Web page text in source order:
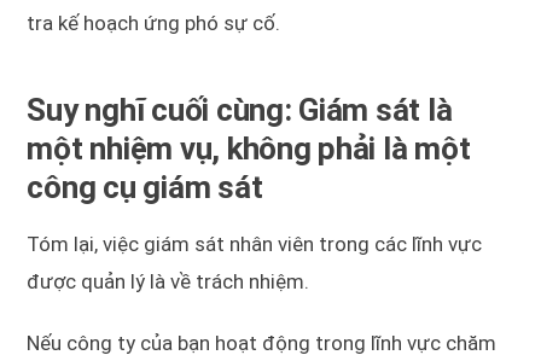
tra kế hoạch ứng phó sự cố.
Suy nghĩ cuối cùng: Giám sát là
một nhiệm vụ, không phải là một
công cụ giám sát
Tóm lại, việc giám sát nhân viên trong các lĩnh vực
được quản lý là về trách nhiệm.
Nếu công ty của bạn hoạt động trong lĩnh vực chăm